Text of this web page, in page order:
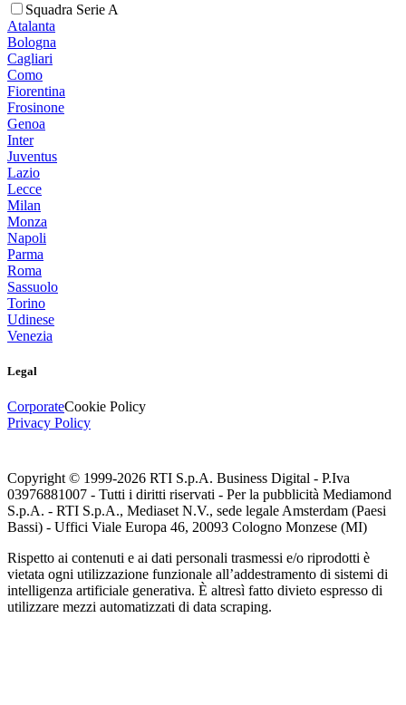
Squadra Serie A
Atalanta
Bologna
Cagliari
Como
Fiorentina
Frosinone
Genoa
Inter
Juventus
Lazio
Lecce
Milan
Monza
Napoli
Parma
Roma
Sassuolo
Torino
Udinese
Venezia
Legal
CorporateCookie Policy
Privacy Policy
Copyright © 1999-2026 RTI S.p.A. Business Digital - P.Iva
03976881007 - Tutti i diritti riservati - Per la pubblicità Mediamond
S.p.A. - RTI S.p.A., Mediaset N.V., sede legale Amsterdam (Paesi
Bassi) - Uffici Viale Europa 46, 20093 Cologno Monzese (MI)
Rispetto ai contenuti e ai dati personali trasmessi e/o riprodotti è
vietata ogni utilizzazione funzionale all’addestramento di sistemi di
intelligenza artificiale generativa. È altresì fatto divieto espresso di
utilizzare mezzi automatizzati di data scraping.